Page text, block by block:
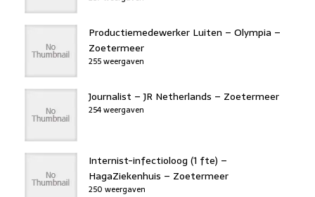
Productiemedewerker Luiten – Olympia –
Zoetermeer
255 weergaven
Journalist – JR Netherlands – Zoetermeer
254 weergaven
Internist-infectioloog (1 fte) –
HagaZiekenhuis – Zoetermeer
250 weergaven